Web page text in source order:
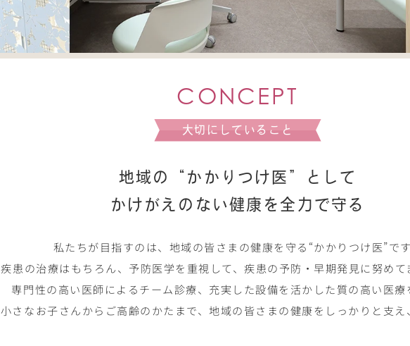
CONCEPT
大切にしていること
地域の“かかりつけ医”として
かけがえのない健康を全力で守る
私たちが目指すのは、地域の皆さまの健康を守る“かかりつけ医”です
疾患の治療はもちろん、予防医学を重視して、疾患の予防・早期発見に努めて
専門性の高い医師によるチーム診療、充実した設備を活かした質の高い医療
小さなお子さんからご高齢のかたまで、地域の皆さまの健康をしっかりと支え